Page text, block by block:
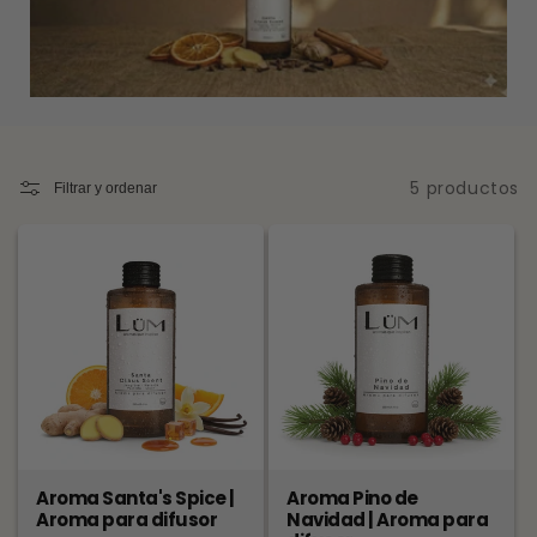
n
Filtrar y ordenar 5 productos
Aroma Santa's Spice |
Aroma para difusor
Aroma Pino de
Navidad | Aroma para